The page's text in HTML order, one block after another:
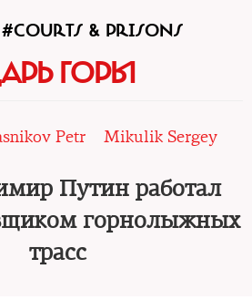
#COURTS & PRISONS
ГОРЫ
Petr Mikulik Sergey
Путин работал
горнолыжных
трасс